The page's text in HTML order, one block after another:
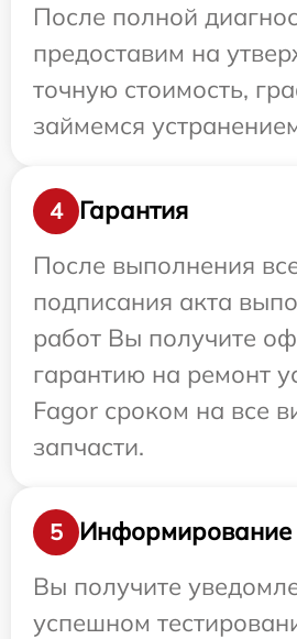
После полной
предоставим на
точную стоимость,
займемся
4
Гарантия
После выполнения
подписания акта
работ Вы получите
гарантию на ремонт
Fagor сроком на все
запчасти.
5
Информирование
Вы получите
успешном